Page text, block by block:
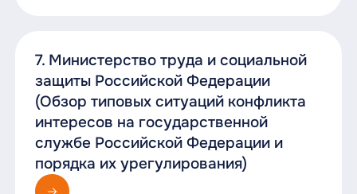
7. Министерство труда и социальной
защиты Российской Федерации
(Обзор типовых ситуаций конфликта
интересов на государственной
службе Российской Федерации и
порядка их урегулирования)